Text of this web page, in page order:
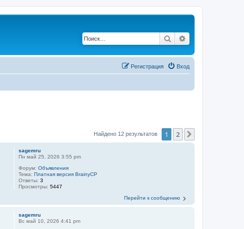
Поиск
Вход
Регистрация
Найдено 12 результатов 1 2
sagemru
Пн май 25, 2026 3:55 pm
Форум:Объявления
Тема:Платная версия BrainyCP
Ответы:3
Просмотры:5447
Перейти к сообщению
sagemru
Вс май 10, 2026 4:41 pm